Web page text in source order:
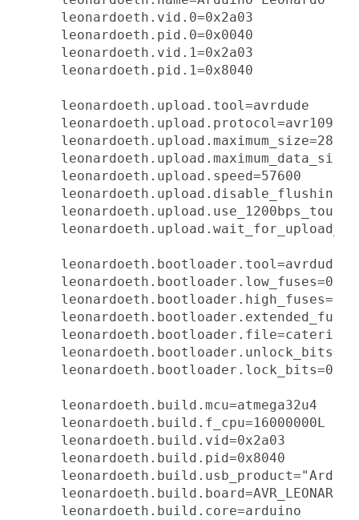
leonardoeth.vid.0=0x2a03
leonardoeth.pid.0=0x0040
leonardoeth.vid.1=0x2a03
leonardoeth.pid.1=0x8040
leonardoeth.upload.tool=avrdude
leonardoeth.upload.protocol=avr109
leonardoeth.upload.maximum_size=28672
leonardoeth.upload.speed=57600
leonardoeth.bootloader.tool=avrdude
leonardoeth.bootloader.low_fuses=0xff
leonardoeth.bootloader.lock_bits=0x2F
leonardoeth.build.mcu=atmega32u4
leonardoeth.build.f_cpu=16000000L
leonardoeth.build.vid=0x2a03
leonardoeth.build.pid=0x8040
leonardoeth.build.board=AVR_LEONARDO
leonardoeth.build.core=arduino